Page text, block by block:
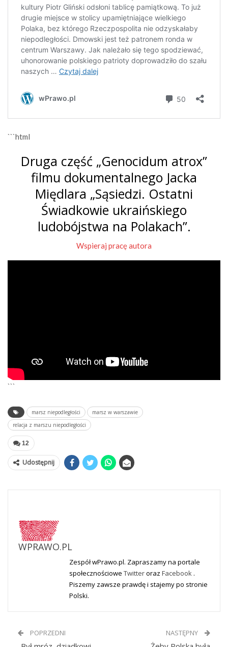
```html
Druga część „Genocidum atrox”
filmu dokumentalnego Jacka
Międlara „Sąsiedzi. Ostatni
Świadkowie ukraińskiego
ludobójstwa na Polakach”.
Wspieraj pracę autora
```
marsz niepodległości
marsz w warszawie
relacja z marszu niepodległości
12
Udostępnij
WPRAWO.PL
Zespół wPrawo.pl. Zapraszamy na portale
społecznościowe Twitteroraz Facebook .
Piszemy zawsze prawdę i stajemy po stronie
Polski.
POPRZEDNI NASTĘPNY